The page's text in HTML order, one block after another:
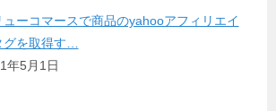
ューコマースで商品のyahooアフィリエイ
グを取得す…
年5月1日